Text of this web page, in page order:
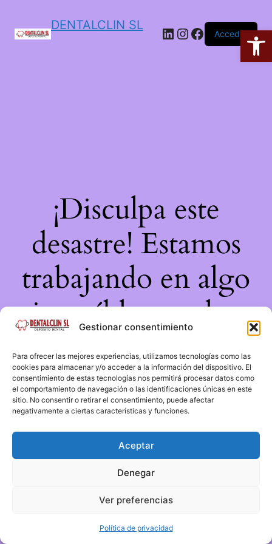
Gestionar consentimiento
Para ofrecer las mejores experiencias, utilizamos tecnologías como las
cookies para almacenar y/o acceder a la información del dispositivo. El
consentimiento de estas tecnologías nos permitirá procesar datos como
el comportamiento de navegación o las identificaciones únicas en este
sitio. No consentir o retirar el consentimiento, puede afectar
negativamente a ciertas características y funciones.
Aceptar
Denegar
Ver preferencias
Política de privacidad
DENTALCLIN SL
Acceder
¡Disculpa este
desastre! Estamos
trabajando en algo
increíble, ¡vuelve
pronto!